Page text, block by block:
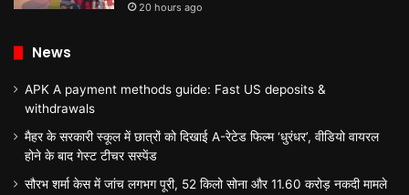
20 hours ago
News
APK A payment methods guide: Fast US deposits &
withdrawals
मैहर के सरकारी स्कूल में छात्रों को दिखाई A-रेटेड फिल्म ‘धुरंधर’, वीडियो वायरल
होने के बाद गेस्ट टीचर सस्पेंड
सौरभ शर्मा केस में जांच लगभग पूरी, 52 किलो सोना और 11.60 करोड़ नकदी मामले